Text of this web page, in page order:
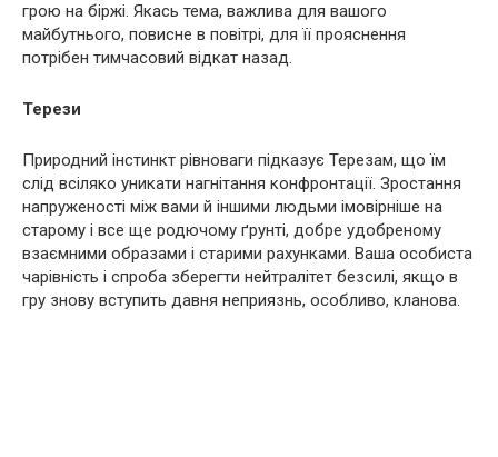
грою на біржі. Якась тема, важлива для вашого
майбутнього, повисне в повітрі, для її прояснення
потрібен тимчасовий відкат назад.
Терези
Природний інстинкт рівноваги підказує Терезам, що їм
слід всіляко уникати нагнітання конфронтації. Зростання
напруженості між вами й іншими людьми імовірніше на
старому і все ще родючому ґрунті, добре удобреному
взаємними образами і старими рахунками. Ваша особиста
чарівність і спроба зберегти нейтралітет безсилі, якщо в
гру знову вступить давня неприязнь, особливо, кланова.